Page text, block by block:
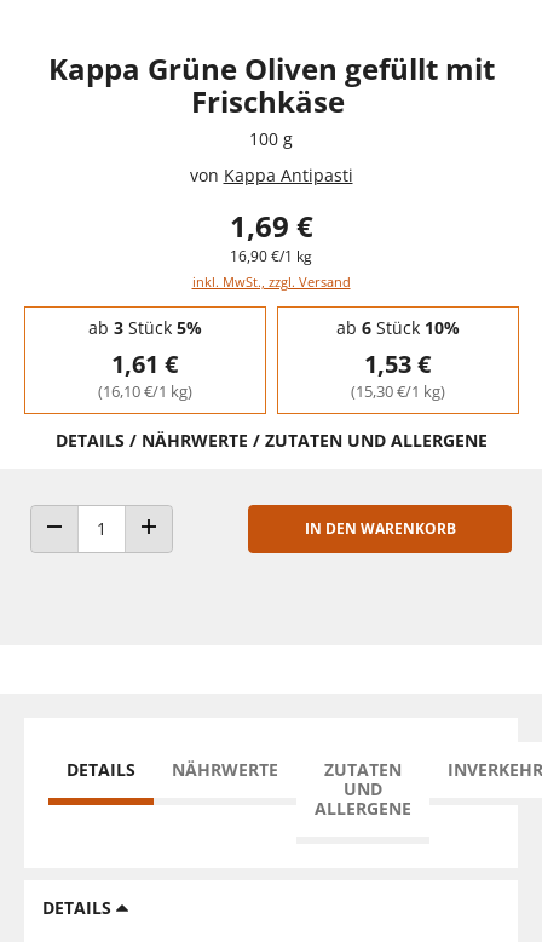
Kappa Grüne Oliven gefüllt mit
Frischkäse
100 g
von Kappa Antipasti
1,69 €
16,90 €/1 kg
inkl. MwSt., zzgl. Versand
Staffelpreise - Mengenrabatt
ab 3Stück 5%
1,61 €
(16,10 €/1 kg)
ab 6Stück 10%
1,53 €
(15,30 €/1 kg)
DETAILS / NÄHRWERTE / ZUTATEN UND ALLERGENE
ANZAHL VERRINGERNANZAHL ERHÖHEN
IN DEN WARENKORB
DETAILS NÄHRWERTE
ZUTATEN
UND
ALLERGENE
DETAILS